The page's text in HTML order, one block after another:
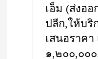
เอ็ม (ส่งอ
ปลีก,ให้บริ
เสนอราคา
๑,๒๐๐,๐๐